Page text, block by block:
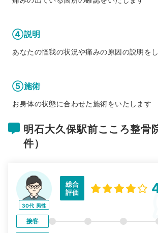
④説明
あなたの怪我の状況や痛みの原因の説明を
⑤施術
お身体の状態に合わせた施術をいたします
明石大久保駅前こころ整骨
件）
30代 男性
総合
評価
接客